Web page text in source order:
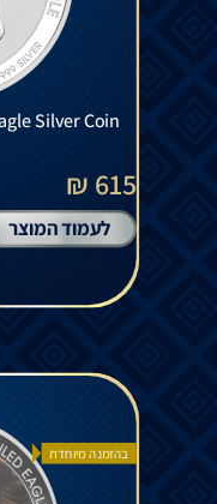
Silver Coin
615 ₪
לעמוד המוצר
בהזמנה מיוחדת